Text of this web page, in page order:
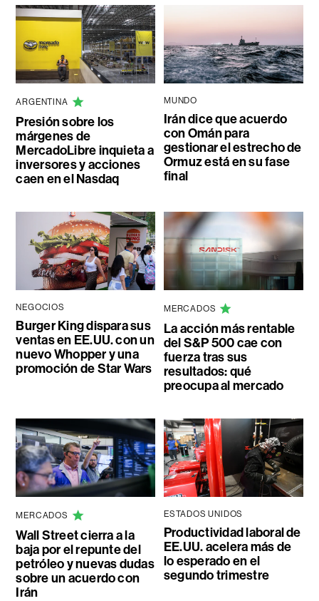
ARGENTINA
Presión sobre los
márgenes de
MercadoLibre inquieta a
inversores y acciones
caen en el Nasdaq
MUNDO
Irán dice que acuerdo
con Omán para
gestionar el estrecho de
Ormuz está en su fase
final
NEGOCIOS
Burger King dispara sus
ventas en EE.UU. con un
nuevo Whopper y una
promoción de Star Wars
MERCADOS
La acción más rentable
del S&P 500 cae con
fuerza tras sus
resultados: qué
preocupa al mercado
MERCADOS
Wall Street cierra a la
baja por el repunte del
petróleo y nuevas dudas
sobre un acuerdo con
Irán
ESTADOS UNIDOS
Productividad laboral de
EE.UU. acelera más de
lo esperado en el
segundo trimestre